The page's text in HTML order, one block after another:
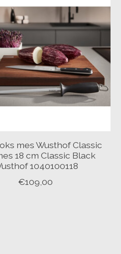
mes Wusthof Classic
18 cm Classic Black
1040100118
€109,00